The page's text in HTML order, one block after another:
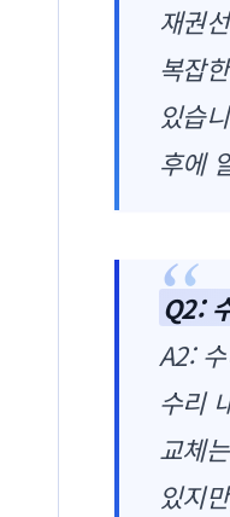
재권
복잡
있습
후에
Q2:
A2:
수리
교체
있지